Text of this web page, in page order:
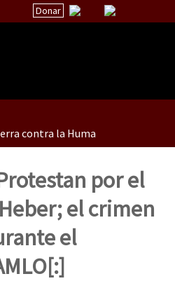
Donar
contra la Humanidad”
contra a Humanidade”(As
por el
el crimen
el